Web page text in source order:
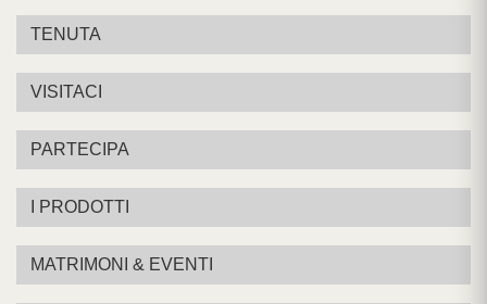
TENUTA
VISITACI
PARTECIPA
I PRODOTTI
MATRIMONI & EVENTI